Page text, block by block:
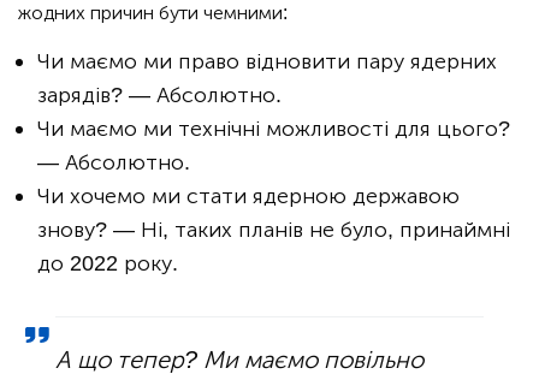
жодних причин бути чемними:
Чи маємо ми право відновити пару ядерних
зарядів? — Абсолютно.
Чи маємо ми технічні можливості для цього?
— Абсолютно.
Чи хочемо ми стати ядерною державою
знову? — Ні, таких планів не було, принаймні
до 2022 року.
А що тепер? Ми маємо повільно